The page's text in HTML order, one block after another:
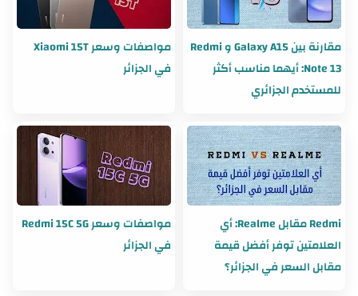
مقارنة بين Galaxy A15 و Redmi
Note 13: أيهما مناسب أكثر
للمستخدم الجزائري
مواصفات وسعر Xiaomi 15T
في الجزائر
Redmi مقابل Realme: أي
العلامتين توفر أفضل قيمة
مقابل السعر في الجزائر؟
مواصفات وسعر Redmi 15C 5G
في الجزائر